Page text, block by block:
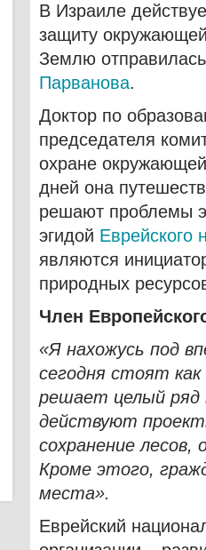
В Израиле
защиту
Землю
Парванова.
Доктор по
председателя
охране
дней она
решают проблемы
эгидой Еврейского
являются
природных
Член
«Я нахожусь под
сегодня стоят
решает целый ряд
действуют
сохранение лесов,
Кроме этого,
места».
Еврейский